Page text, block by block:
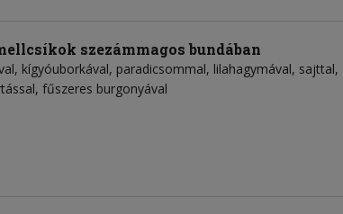
szezámmagos bundában
kígyóuborkával, paradicsommal, lilahagymával, sajttal,
fűszeres burgonyával